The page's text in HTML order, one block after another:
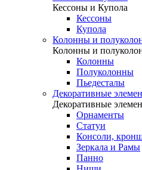
Кессоны и Купола
Кессоны
Купола
Колонны и
Колонны и
Колонны
Полуколонны
Пьедесталы
Декоративные
Декоративные
Орнаменты
Статуи
Консоли,
Зеркала и Рамы
Панно